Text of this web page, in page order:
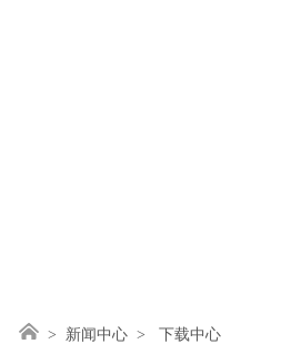
> 新闻中心 > 下载中心